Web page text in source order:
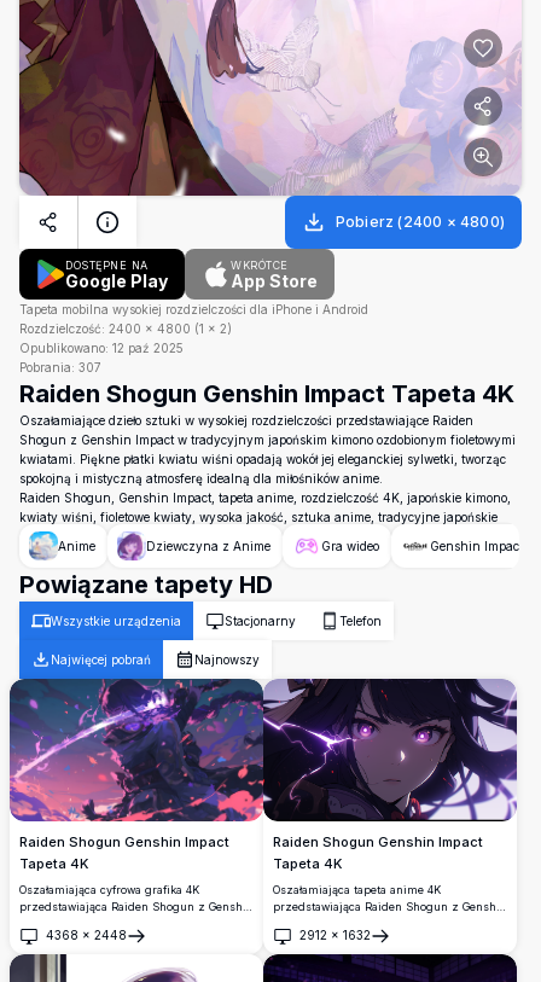
Pobierz (2400 × 4800)
DOSTĘPNE NA
Google Play
WKRÓTCE
App Store
Tapeta mobilna wysokiej rozdzielczości dla iPhone i Android
Rozdzielczość: 2400 × 4800 (1 × 2)
Opublikowano: 12 paź 2025
Pobrania: 307
Raiden Shogun Genshin Impact Tapeta 4K
Oszałamiające dzieło sztuki w wysokiej rozdzielczości przedstawiające Raiden
Shogun z Genshin Impact w tradycyjnym japońskim kimono ozdobionym fioletowymi
kwiatami. Piękne płatki kwiatu wiśni opadają wokół jej eleganckiej sylwetki, tworząc
spokojną i mistyczną atmosferę idealną dla miłośników anime.
Raiden Shogun, Genshin Impact, tapeta anime, rozdzielczość 4K, japońskie kimono,
kwiaty wiśni, fioletowe kwiaty, wysoka jakość, sztuka anime, tradycyjne japońskie
Anime
Dziewczyna z Anime Gra wideo Genshin Impact
Powiązane tapety HD
Wszystkie urządzenia Stacjonarny Telefon
Najwięcej pobrań Najnowszy
Raiden Shogun Genshin Impact
Tapeta 4K
Oszałamiająca cyfrowa grafika 4K
przedstawiająca Raiden Shogun z Genshin
wśród wirującej fioletowej energii i płatków
wiśni. Wysokorozdzielcza ilustracja w
stylu anime idealna na tapety pulpitu z
4368 × 2448
Otwórz
Raiden Shogun Genshin Impact
Tapeta 4K
Oszałamiająca tapeta anime 4K
przedstawiająca Raiden Shogun z Genshin
i dramatycznymi efektami błyskawic.
Wysokiej rozdzielczości grafika
prezentująca Electro Archon w
2912 × 1632
Otwórz